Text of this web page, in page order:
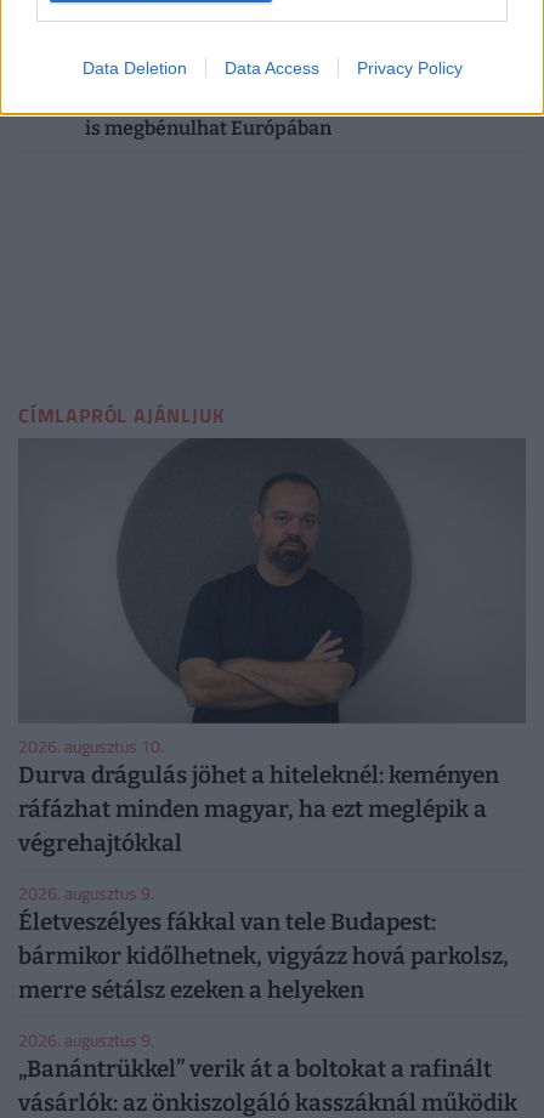
Data Deletion Data Access Privacy Policy
kérdések
Közel a mélypont: hamarosan leáll a hajózás
is megbénulhat Európában
CÍMLAPRÓL AJÁNLJUK
2026. augusztus 10.
Durva drágulás jöhet a hiteleknél: keményen
ráfázhat minden magyar, ha ezt meglépik a
végrehajtókkal
2026. augusztus 9.
Életveszélyes fákkal van tele Budapest:
bármikor kidőlhetnek, vigyázz hová parkolsz,
merre sétálsz ezeken a helyeken
2026. augusztus 9.
„Banántrükkel” verik át a boltokat a rafinált
vásárlók: az önkiszolgáló kasszáknál működik